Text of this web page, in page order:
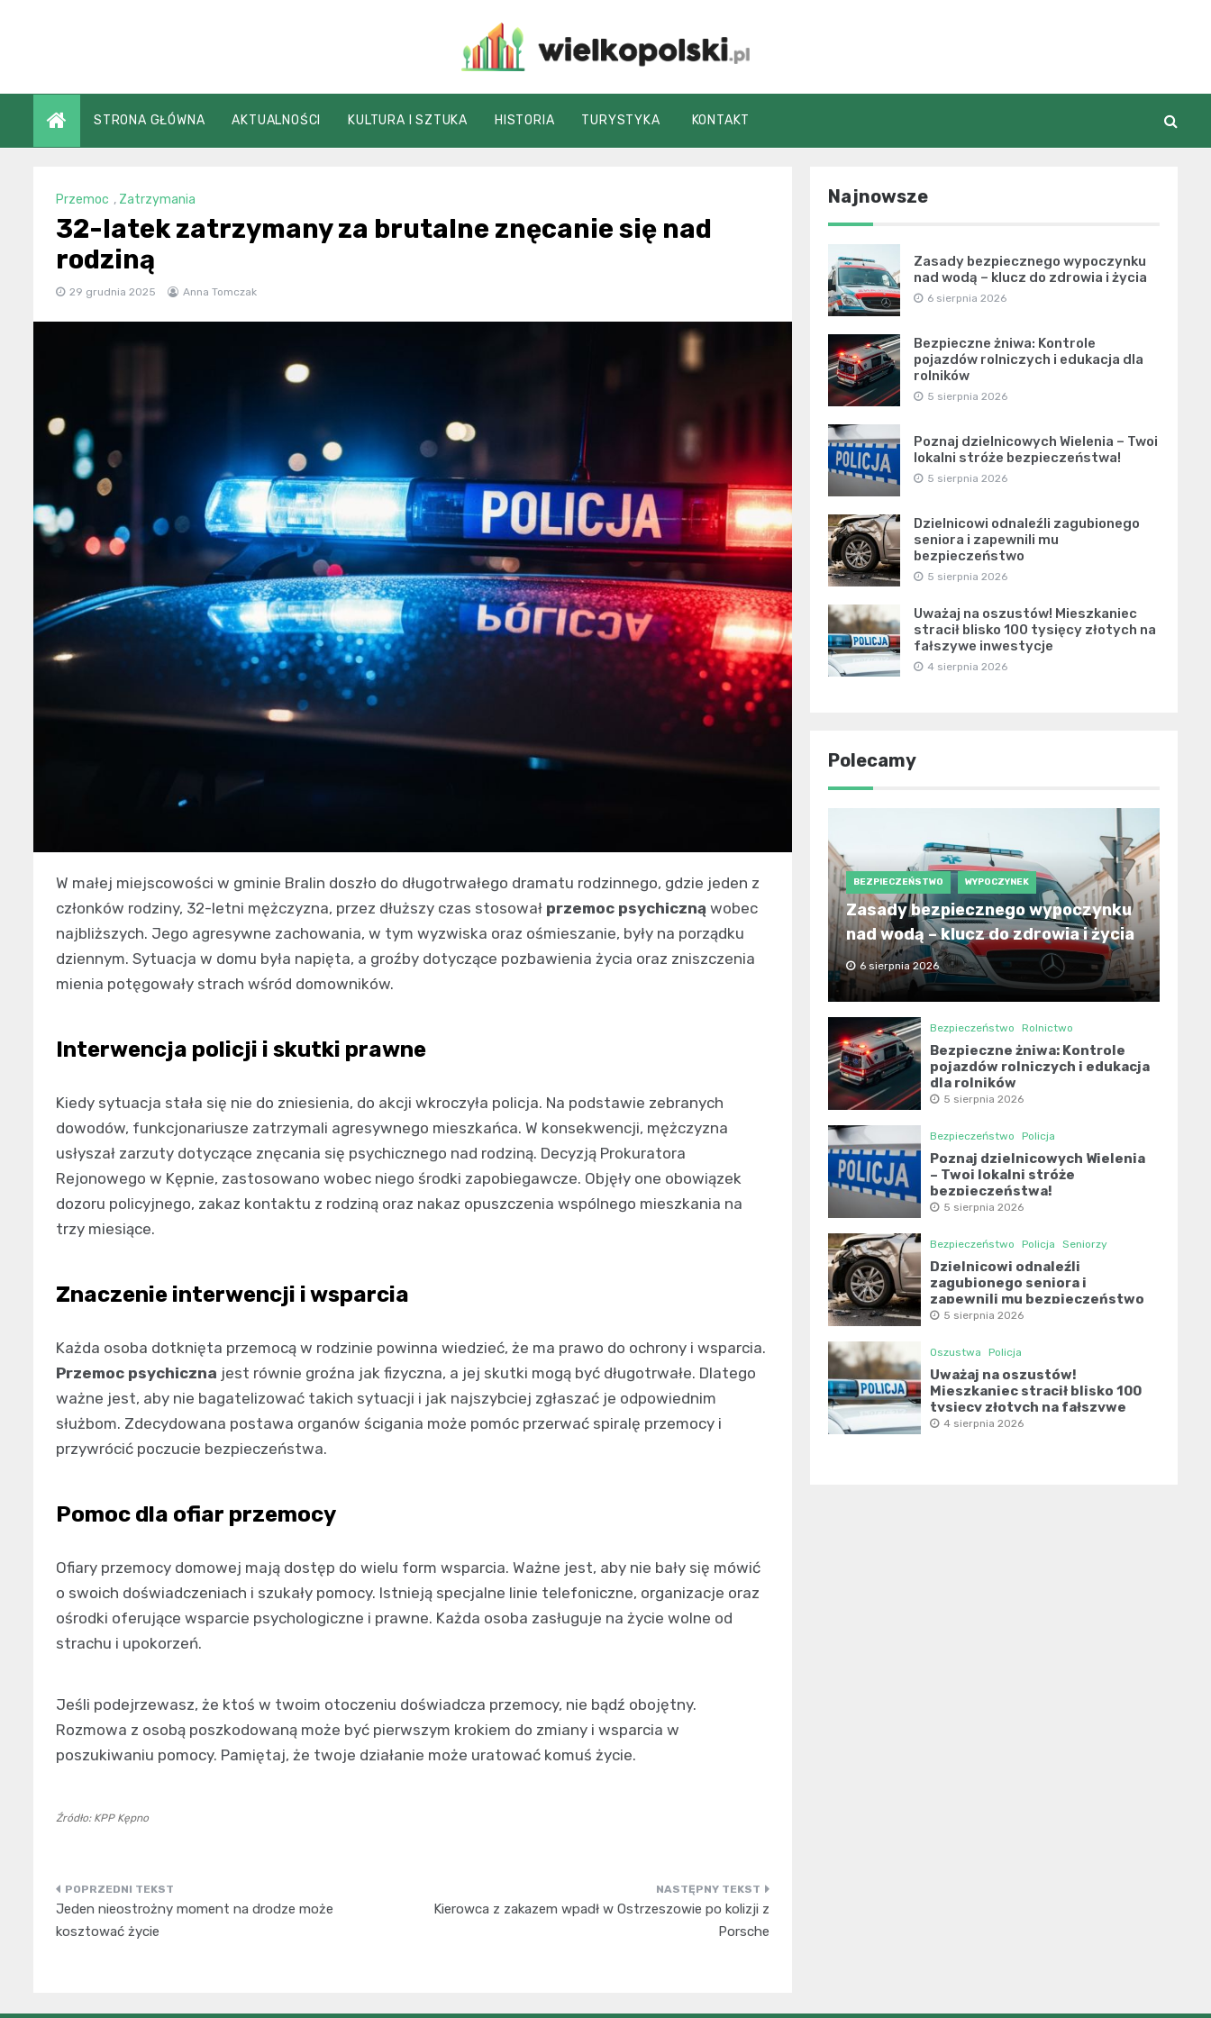
wielkopolski.pl
STRONA GŁÓWNA AKTUALNOŚCI KULTURA I SZTUKA HISTORIA TURYSTYKA KONTAKT
Przemoc , Zatrzymania
32-latek zatrzymany za brutalne znęcanie się nad
rodziną
29 grudnia 2025 Anna Tomczak
W małej miejscowości w gminie Bralin doszło do długotrwałego dramatu rodzinnego, gdzie jeden z
członków rodziny, 32-letni mężczyzna, przez dłuższy czas stosował przemoc psychiczną wobec
najbliższych. Jego agresywne zachowania, w tym wyzwiska oraz ośmieszanie, były na porządku
dziennym. Sytuacja w domu była napięta, a groźby dotyczące pozbawienia życia oraz zniszczenia
mienia potęgowały strach wśród domowników.
Interwencja policji i skutki prawne
Kiedy sytuacja stała się nie do zniesienia, do akcji wkroczyła policja. Na podstawie zebranych
dowodów, funkcjonariusze zatrzymali agresywnego mieszkańca. W konsekwencji, mężczyzna
usłyszał zarzuty dotyczące znęcania się psychicznego nad rodziną. Decyzją Prokuratora
Rejonowego w Kępnie, zastosowano wobec niego środki zapobiegawcze. Objęły one obowiązek
dozoru policyjnego, zakaz kontaktu z rodziną oraz nakaz opuszczenia wspólnego mieszkania na
trzy miesiące.
Znaczenie interwencji i wsparcia
Każda osoba dotknięta przemocą w rodzinie powinna wiedzieć, że ma prawo do ochrony i wsparcia.
Przemoc psychiczna jest równie groźna jak fizyczna, a jej skutki mogą być długotrwałe. Dlatego
ważne jest, aby nie bagatelizować takich sytuacji i jak najszybciej zgłaszać je odpowiednim
służbom. Zdecydowana postawa organów ścigania może pomóc przerwać spiralę przemocy i
przywrócić poczucie bezpieczeństwa.
Pomoc dla ofiar przemocy
Ofiary przemocy domowej mają dostęp do wielu form wsparcia. Ważne jest, aby nie bały się mówić
o swoich doświadczeniach i szukały pomocy. Istnieją specjalne linie telefoniczne, organizacje oraz
ośrodki oferujące wsparcie psychologiczne i prawne. Każda osoba zasługuje na życie wolne od
strachu i upokorzeń.
Jeśli podejrzewasz, że ktoś w twoim otoczeniu doświadcza przemocy, nie bądź obojętny.
Rozmowa z osobą poszkodowaną może być pierwszym krokiem do zmiany i wsparcia w
poszukiwaniu pomocy. Pamiętaj, że twoje działanie może uratować komuś życie.
Źródło: KPP Kępno
Nawigacja
wpisu
Jeden nieostrożny moment na drodze może
kosztować życie
Kierowca z zakazem wpadł w Ostrzeszowie po kolizji z
Porsche
Najnowsze
Zasady bezpiecznego wypoczynku
nad wodą – klucz do zdrowia i życia
6 sierpnia 2026
Bezpieczne żniwa: Kontrole
pojazdów rolniczych i edukacja dla
rolników
5 sierpnia 2026
Poznaj dzielnicowych Wielenia – Twoi
lokalni stróże bezpieczeństwa!
5 sierpnia 2026
Dzielnicowi odnaleźli zagubionego
seniora i zapewnili mu
bezpieczeństwo
5 sierpnia 2026
Uważaj na oszustów! Mieszkaniec
stracił blisko 100 tysięcy złotych na
fałszywe inwestycje
4 sierpnia 2026
Polecamy
BEZPIECZEŃSTWO WYPOCZYNEK
Zasady bezpiecznego wypoczynku
nad wodą – klucz do zdrowia i życia
6 sierpnia 2026
Bezpieczeństwo Rolnictwo
Bezpieczne żniwa: Kontrole
pojazdów rolniczych i edukacja
dla rolników
5 sierpnia 2026
Bezpieczeństwo Policja
Poznaj dzielnicowych Wielenia
– Twoi lokalni stróże
bezpieczeństwa!
5 sierpnia 2026
Bezpieczeństwo Policja Seniorzy
Dzielnicowi odnaleźli
zagubionego seniora i
zapewnili mu bezpieczeństwo
5 sierpnia 2026
Oszustwa Policja
Uważaj na oszustów!
Mieszkaniec stracił blisko 100
tysięcy złotych na fałszywe
inwestycje
4 sierpnia 2026